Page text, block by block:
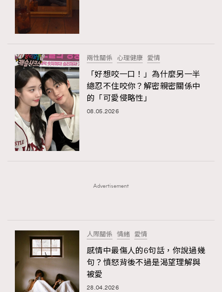
FigaroHub
FigaroIcon
FigaroInsight 156
FigaroIssue 271
FigaroJewellery
FigaroMasterclass 20
FigaroStyle
FigaroTalk 48
FigaroWatch 83
Grooming&Fitness 38
HommesFashion 2
HommeStyle
法國五月French May專訪四位香港文藝代表
兩性關係 心理健康 愛情
「好想咬一口！」為什麼另一半
總忍不住咬你？解密親密關係中
的「可愛侵略性」
08.05.2026
Advertisement
人際關係 情緒 愛情
感情中最傷人的6句話，你說過幾
句？憤怒背後不過是渴望理解與
被愛
28.04.2026